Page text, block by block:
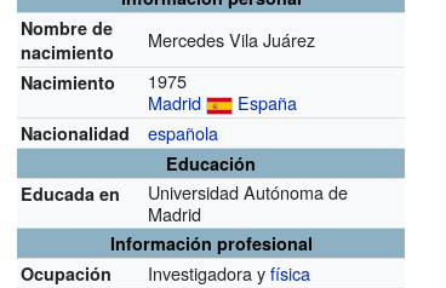
Nombre de
nacimiento
Mercedes Vila Juárez
Nacimiento
1975
Madrid
España
Nacionalidad española
Educación
Educada en
Universidad Autónoma de
Madrid
Información profesional
Ocupación
Investigadora yfísica